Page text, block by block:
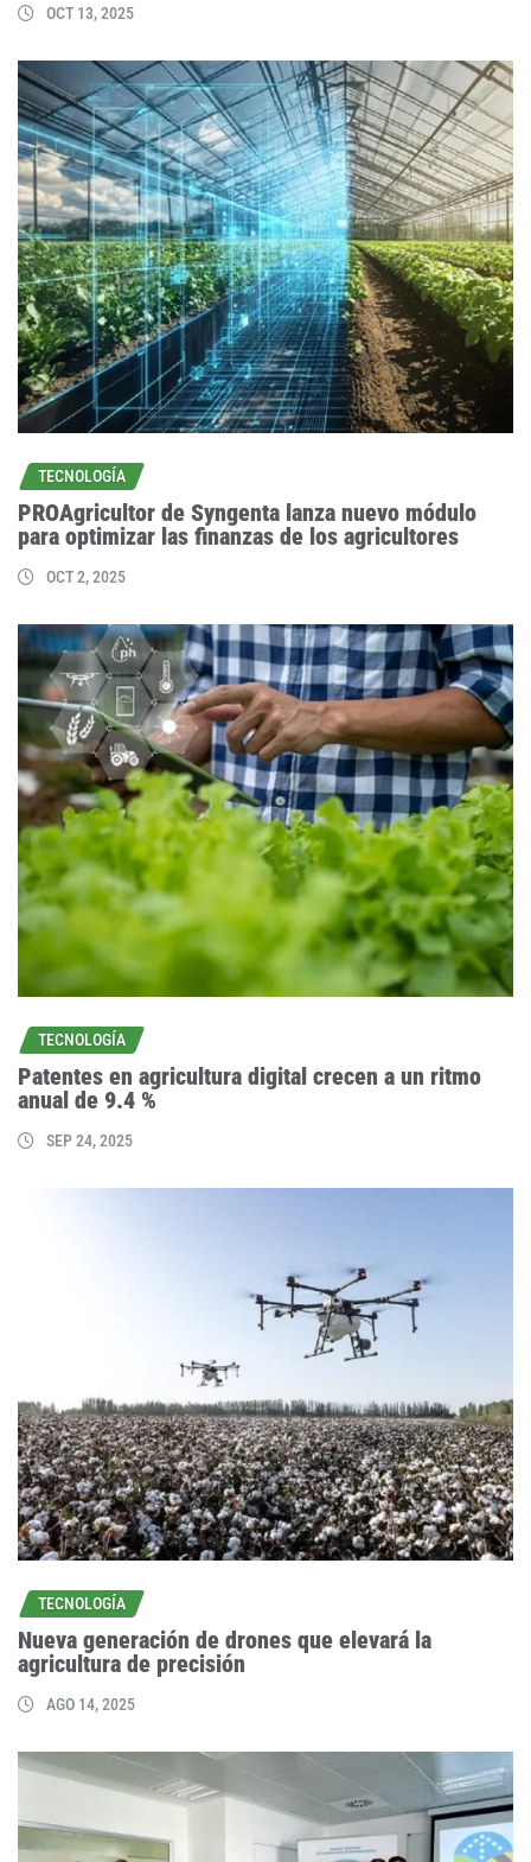
OCT 13, 2025
TECNOLOGÍA
PROAgricultor de Syngenta lanza nuevo módulo
para optimizar las finanzas de los agricultores
OCT 2, 2025
TECNOLOGÍA
Patentes en agricultura digital crecen a un ritmo
anual de 9.4 %
SEP 24, 2025
TECNOLOGÍA
Nueva generación de drones que elevará la
agricultura de precisión
AGO 14, 2025